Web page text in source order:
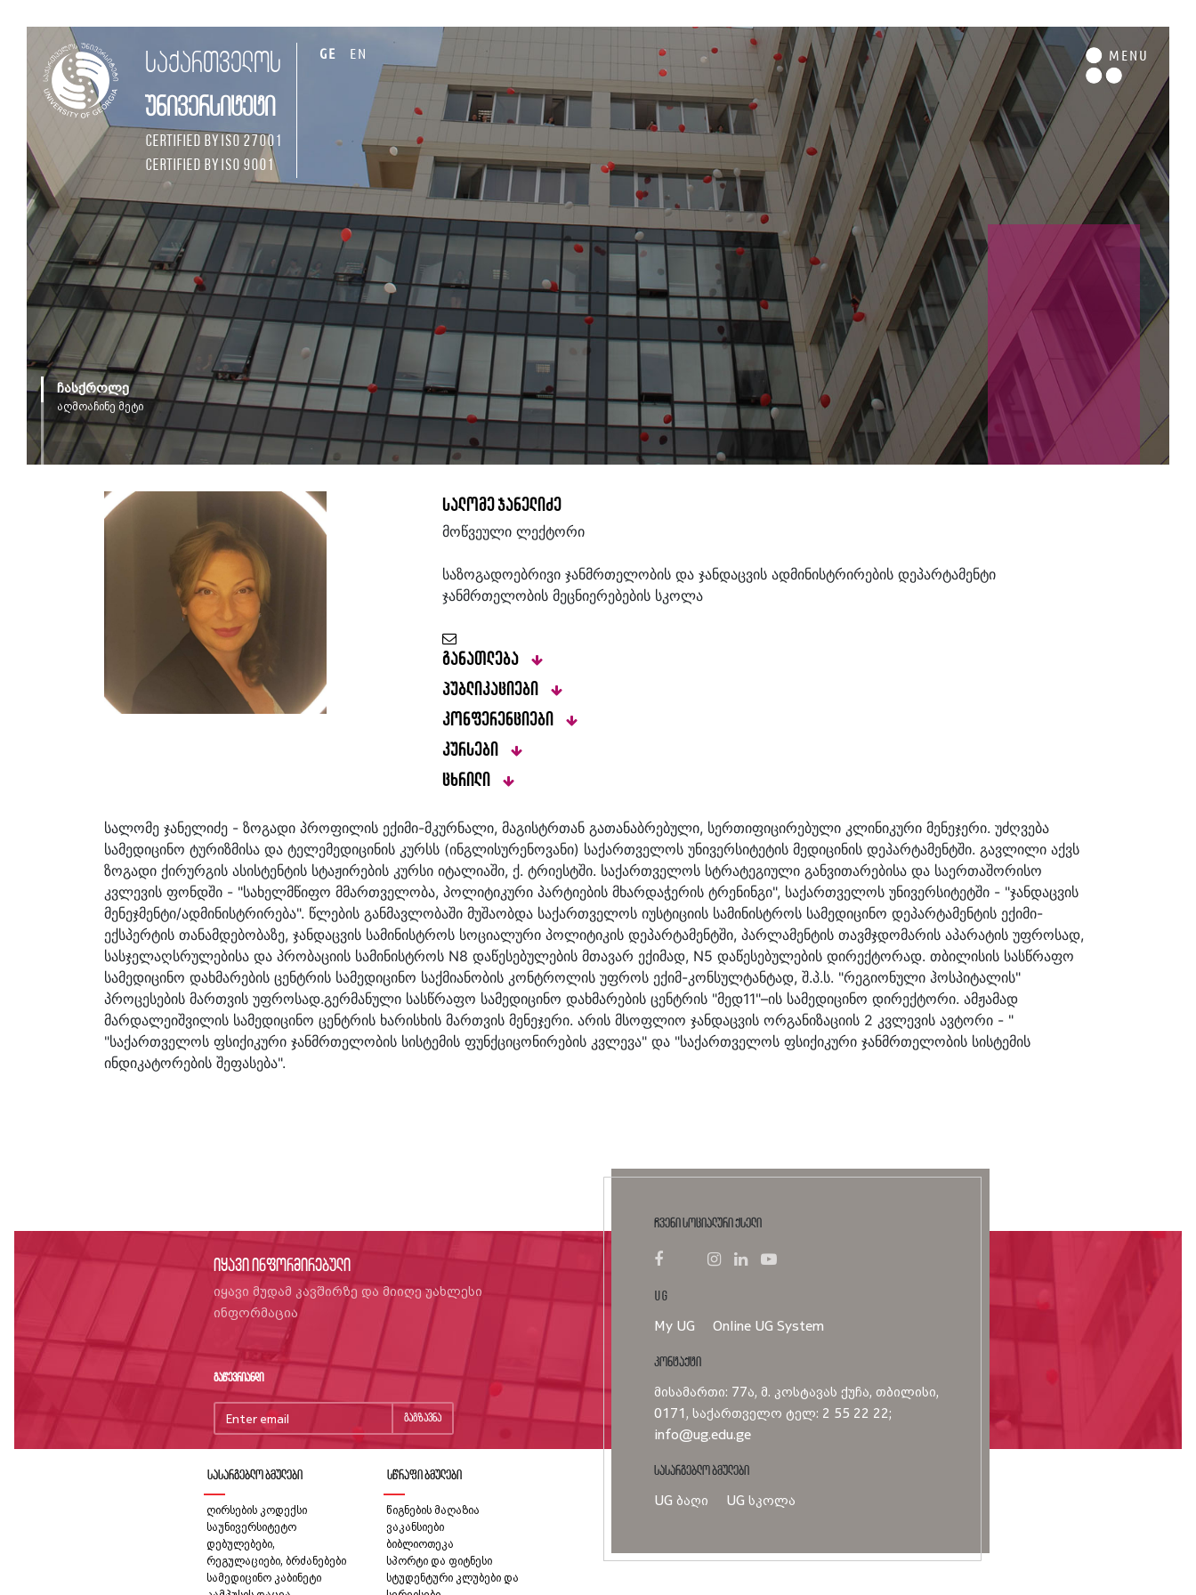
საქართველოს
უნივერსიტეტი
Certified by ISO 27001
Certified by ISO 9001
GE EN MENU
ჩასქროლე
აღმოაჩინე მეტი
სალომე ჯანელიძე
მოწვეული ლექტორი
საზოგადოებრივი ჯანმრთელობის და ჯანდაცვის ადმინისტრირების დეპარტამენტი
ჯანმრთელობის მეცნიერებების სკოლა
განათლება
პუბლიკაციები
კონფერენციები
კურსები
ცხრილი
სალომე ჯანელიძე - ზოგადი პროფილის ექიმი-მკურნალი, მაგისტრთან გათანაბრებული, სერთიფიცირებული კლინიკური მენეჯერი. უძღვება
სამედიცინო ტურიზმისა და ტელემედიცინის კურსს (ინგლისურენოვანი) საქართველოს უნივერსიტეტის მედიცინის დეპარტამენტში. გავლილი აქვს
ზოგადი ქირურგის ასისტენტის სტაჟირების კურსი იტალიაში, ქ. ტრიესტში. საქართველოს სტრატეგიული განვითარებისა და საერთაშორისო
კვლევის ფონდში - "სახელმწიფო მმართველობა, პოლიტიკური პარტიების მხარდაჭერის ტრენინგი", საქართველოს უნივერსიტეტში - "ჯანდაცვის
მენეჯმენტი/ადმინისტრირება". წლების განმავლობაში მუშაობდა საქართველოს იუსტიციის სამინისტროს სამედიცინო დეპარტამენტის ექიმი-
ექსპერტის თანამდებობაზე, ჯანდაცვის სამინისტროს სოციალური პოლიტიკის დეპარტამენტში, პარლამენტის თავმჯდომარის აპარატის უფროსად,
სასჯელაღსრულებისა და პრობაციის სამინისტროს N8 დაწესებულების მთავარ ექიმად, N5 დაწესებულების დირექტორად. თბილისის სასწრაფო
სამედიცინო დახმარების ცენტრის სამედიცინო საქმიანობის კონტროლის უფროს ექიმ-კონსულტანტად, შ.პ.ს. "რეგიონული ჰოსპიტალის"
პროცესების მართვის უფროსად.გერმანული სასწრაფო სამედიცინო დახმარების ცენტრის "მედ11"–ის სამედიცინო დირექტორი. ამჟამად
მარდალეიშვილის სამედიცინო ცენტრის ხარისხის მართვის მენეჯერი. არის მსოფლიო ჯანდაცვის ორგანიზაციის 2 კვლევის ავტორი - "
"საქართველოს ფსიქიკური ჯანმრთელობის სისტემის ფუნქციცონირების კვლევა" და "საქართველოს ფსიქიკური ჯანმრთელობის სისტემის
ინდიკატორების შეფასება".
იყავი ინფორმირებული
იყავი მუდამ კავშირზე და მიიღე უახლესი
ინფორმაცია
გაწევრიანდი
გაგზავნა
ჩვენი სოციალური ქსელი
UG
My UG Online UG System
კონტაქტი
მისამართი: 77ა, მ. კოსტავას ქუჩა, თბილისი,
0171, საქართველო ტელ: 2 55 22 22;
info@ug.edu.ge
სასარგებლო ბმულები
UG ბაღი UG სკოლა
სასარგებლო ბმულები
ღირსების კოდექსი
საუნივერსიტეტო
დებულებები,
რეგულაციები, ბრძანებები
სამედიცინო კაბინეტი
სწრაფი ბმულები
წიგნების მაღაზია
ვაკანსიები
ბიბლიოთეკა
სპორტი და ფიტნესი
სტუდენტური კლუბები და